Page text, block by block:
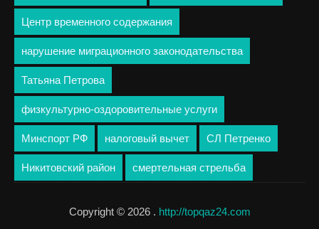
Центр временного содержания
нарушение миграционного законодательства
Татьяна Петрова
физкультурно-оздоровительные услуги
Минспорт РФ налоговый вычет СЛ Петренко
Никитовский район смертельная стрельба
Copyright © 2026 . http://topqaz24.com